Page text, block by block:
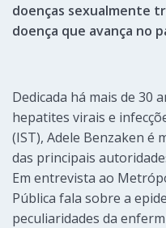
doenças sexualmente
doença que avança no
Dedicada há mais de 30
hepatites virais e
(IST), Adele Benzaken​ é
das principais
Em entrevista ao
Pública ​fala sobre a
peculiaridades da